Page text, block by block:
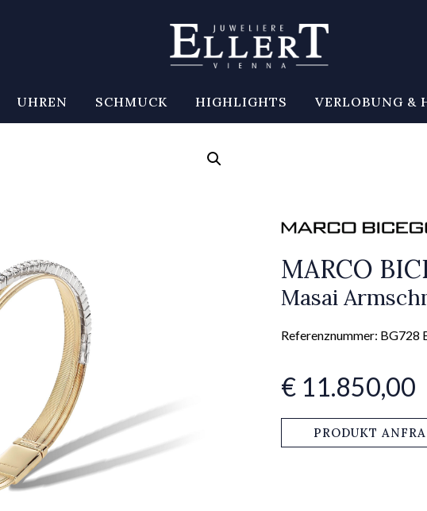
UHREN SCHMUCK HIGHLIGHTS VERLOBUNG &
MARCO
Masai
Referenznummer: BG728
€ 11.850,00
PRODUKT